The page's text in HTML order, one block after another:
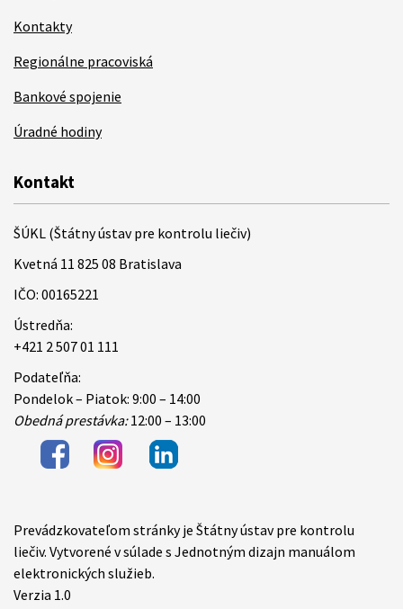
Kontakty
Regionálne pracoviská
Bankové spojenie
Úradné hodiny
Kontakt
ŠÚKL (Štátny ústav pre kontrolu liečiv)
Kvetná 11 825 08 Bratislava
IČO: 00165221
Ústredňa:
+421 2 507 01 111
Podateľňa:
Pondelok – Piatok: 9:00 – 14:00
Obedná prestávka:12:00 – 13:00
Items
Prevádzkovateľom stránky je Štátny ústav pre kontrolu
liečiv. Vytvorené v súlade s Jednotným dizajn manuálom
elektronických služieb.
Verzia 1.0